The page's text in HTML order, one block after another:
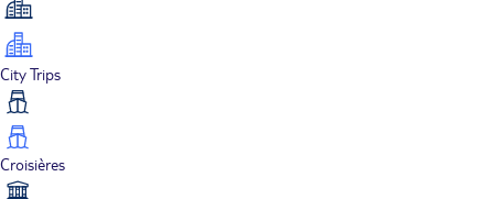
City Trips
Croisières